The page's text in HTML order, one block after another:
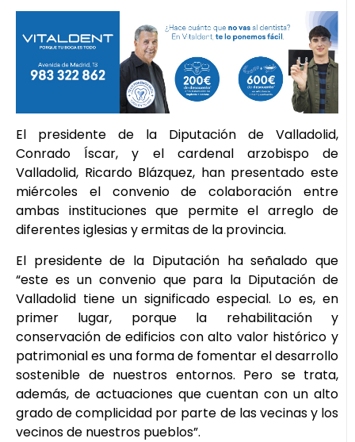
El presidente de la Diputación de Valladolid,
Conrado Íscar, y el cardenal arzobispo de
Valladolid, Ricardo Blázquez, han presentado este
miércoles el convenio de colaboración entre
ambas instituciones que permite el arreglo de
diferentes iglesias y ermitas de la provincia.
El presidente de la Diputación ha señalado que
“este es un convenio que para la Diputación de
Valladolid tiene un significado especial. Lo es, en
primer lugar, porque la rehabilitación y
conservación de edificios con alto valor histórico y
patrimonial es una forma de fomentar el desarrollo
sostenible de nuestros entornos. Pero se trata,
además, de actuaciones que cuentan con un alto
grado de complicidad por parte de las vecinas y los
vecinos de nuestros pueblos”.